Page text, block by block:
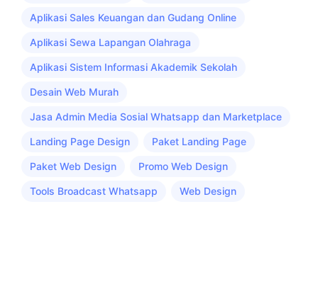
Aplikasi Sales Keuangan dan Gudang Online
Aplikasi Sewa Lapangan Olahraga
Aplikasi Sistem Informasi Akademik Sekolah
Desain Web Murah
Jasa Admin Media Sosial Whatsapp dan Marketplace
Landing Page Design Paket Landing Page
Paket Web Design Promo Web Design
Tools Broadcast Whatsapp Web Design